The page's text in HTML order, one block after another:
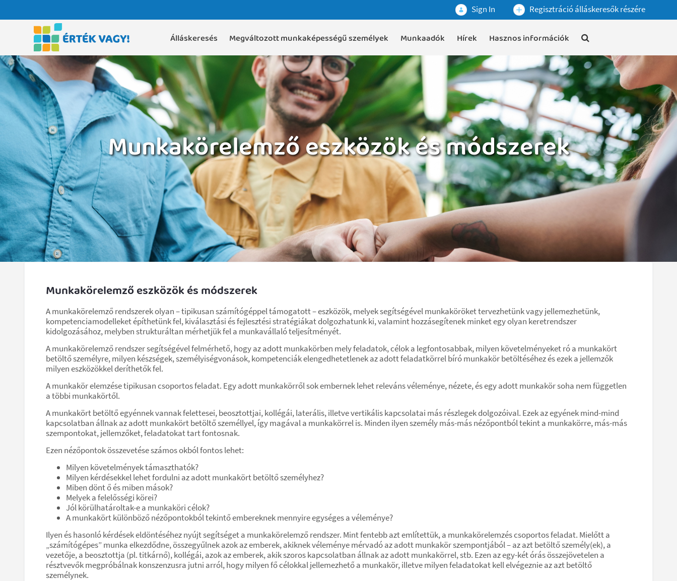
Sign In Regisztráció álláskeresők részére
Álláskeresés Megváltozott munkaképességű személyek Munkaadók Hírek Hasznos információk
Munkakörelemző eszközök és módszerek
Munkakörelemző eszközök és módszerek
A munkakörelemző rendszerek olyan – tipikusan számítógéppel támogatott – eszközök, melyek segítségével munkaköröket tervezhetünk vagy jellemezhetünk,
kompetenciamodelleket építhetünk fel, kiválasztási és fejlesztési stratégiákat dolgozhatunk ki, valamint hozzásegítenek minket egy olyan keretrendszer
kidolgozásához, melyben strukturáltan mérhetjük fel a munkavállaló teljesítményét.
A munkakörelemző rendszer segítségével felmérhető, hogy az adott munkakörben mely feladatok, célok a legfontosabbak, milyen követelményeket ró a munkakört
betöltő személyre, milyen készségek, személyiségvonások, kompetenciák elengedhetetlenek az adott feladatkörrel bíró munkakör betöltéséhez és ezek a jellemzők
milyen eszközökkel deríthetők fel.
A munkakör elemzése tipikusan csoportos feladat. Egy adott munkakörről sok embernek lehet releváns véleménye, nézete, és egy adott munkakör soha nem független
a többi munkakörtől.
A munkakört betöltő egyénnek vannak felettesei, beosztottjai, kollégái, laterális, illetve vertikális kapcsolatai más részlegek dolgozóival. Ezek az egyének mind-mind
kapcsolatban állnak az adott munkakört betöltő személlyel, így magával a munkakörrel is. Minden ilyen személy más-más nézőpontból tekint a munkakörre, más-más
szempontokat, jellemzőket, feladatokat tart fontosnak.
Ezen nézőpontok összevetése számos okból fontos lehet:
Milyen követelmények támaszthatók?
Milyen kérdésekkel lehet fordulni az adott munkakört betöltő személyhez?
Miben dönt ő és miben mások?
Melyek a felelősségi körei?
Jól körülhatároltak-e a munkaköri célok?
A munkakört különböző nézőpontokból tekintő embereknek mennyire egységes a véleménye?
Ilyen és hasonló kérdések eldöntéséhez nyújt segítséget a munkakörelemző rendszer. Mint fentebb azt említettük, a munkakörelemzés csoportos feladat. Mielőtt a
„számítógépes” munka elkezdődne, összegyűlnek azok az emberek, akiknek véleménye mérvadó az adott munkakör szempontjából – az azt betöltő személy(ek), a
vezetője, a beosztottja (pl. titkárnő), kollégái, azok az emberek, akik szoros kapcsolatban állnak az adott munkakörrel, stb. Ezen az egy-két órás összejövetelen a
résztvevők megpróbálnak konszenzusra jutni arról, hogy milyen fő célokkal jellemezhető a munkakör, illetve milyen feladatokat kell elvégeznie az azt betöltő
személynek.